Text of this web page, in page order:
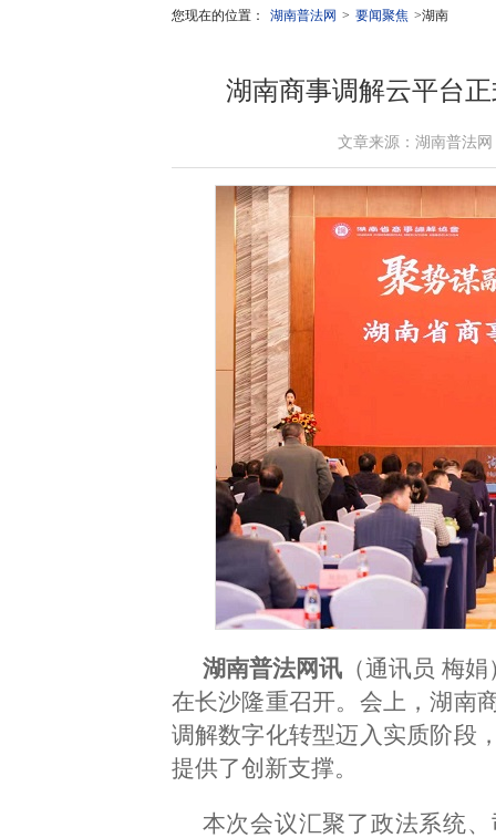
您现在的位置： 湖南普法网 > 要闻聚焦 >湖南
湖南商事调解云平台
文章来源：湖南普法
湖南普法网讯 （通讯员 梅
在长沙隆重召开。会上，湖南
调解数字化转型迈入实质阶段
提供了创新支撑。
本次会议汇聚了政法系统